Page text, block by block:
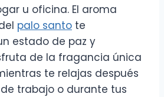
u oficina. El aroma
palo santo te
estado de paz y
de la fragancia única
te relajas después
trabajo o durante tus